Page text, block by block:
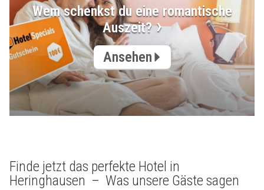
Wem schenkst du eine romantische
Auszeit?
Ansehen
Finde jetzt das perfekte Hotel in
Heringhausen – Was unsere Gäste sagen